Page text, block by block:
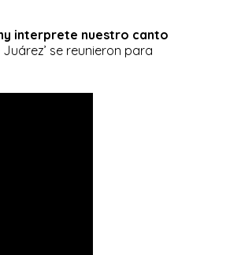
interprete nuestro canto
Juárez’ se reunieron para